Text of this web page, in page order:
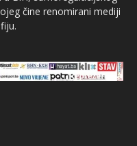
čine renomirani mediji